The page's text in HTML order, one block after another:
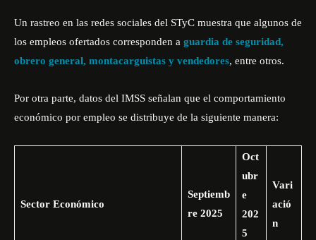
Un rastreo en las redes sociales del STyC muestra que algunos de
los empleos ofertados corresponden a guardia de seguridad,
obrero general, montacarguistas y vendedores, entre otros.
Por otra parte, datos del IMSS señalan que el comportamiento
económico por empleo se distribuye de la siguiente manera:
Sector Económico
Septiemb
re 2025
Oct
ubr
e
202
5
Vari
ació
n